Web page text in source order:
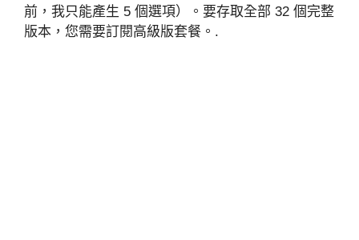
前，我只能產生 5 個選項）。要存取全部 32 個完整
版本，您需要訂閱高級版套餐。.